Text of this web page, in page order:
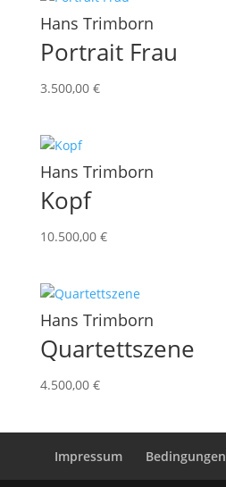
Hans Trimborn
Portrait Frau
3.500,00 €
Hans Trimborn
Kopf
10.500,00 €
Hans Trimborn
Quartettszene
4.500,00 €
Impressum Bedingungen